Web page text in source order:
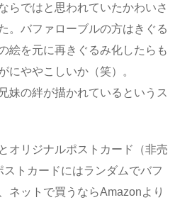
らではと思われていたかわいさ
。バファローブルの方はきぐる
絵を元に再きぐるみ化したらも
にややこしいか（笑）。
妹の絆が描かれているというス
オリジナルポストカード（非売
トカードにはランダムでバフ
ネットで買うならAmazonより